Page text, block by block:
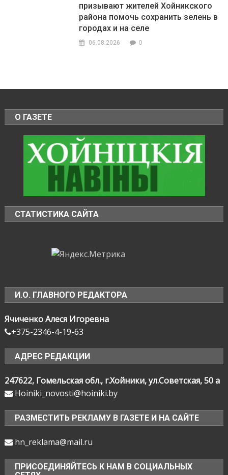
призывают жителей Хойникского
района помочь сохранить зелень в
городах и на селе
06.08.2026 0
О ГАЗЕТЕ
СТАТИСТИКА САЙТА
И.О. ГЛАВНОГО РЕДАКТОРА
Ячиченко Алеся Игоревна
+375-2346-4-19-63
АДРЕС РЕДАКЦИИ
247622, Гомельская обл., г.Хойники, ул.Советская, 50 а
Hoiniki_novosti@hoiniki.by
РАЗМЕСТИТЬ РЕКЛАМУ В ГАЗЕТЕ И НА САЙТЕ
hn_reklama@mail.ru
ПРИСОЕДИНЯЙТЕСЬ К НАМ В СОЦИАЛЬНЫХ